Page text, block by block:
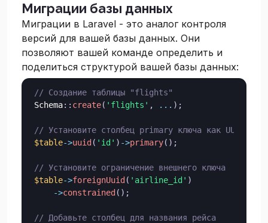
Миграции базы данных
Миграции в Laravel - это аналог контроля
версий для вашей базы данных. Они
позволяют вашей команде определить и
поделиться структурой вашей базы данных:
// Создание таблицы "flights"
Schema:: create( 'flights' , ... ) ;
// Установите столбец primary ключа как UUID
$table->uuid ( 'id' ) ->primary( ) ;
// Установите ограничение внешнего ключа
$table->foreignUuid ( 'airline_id' )
->constrained ( ) ;
// Добавьте столбец для названия рейса